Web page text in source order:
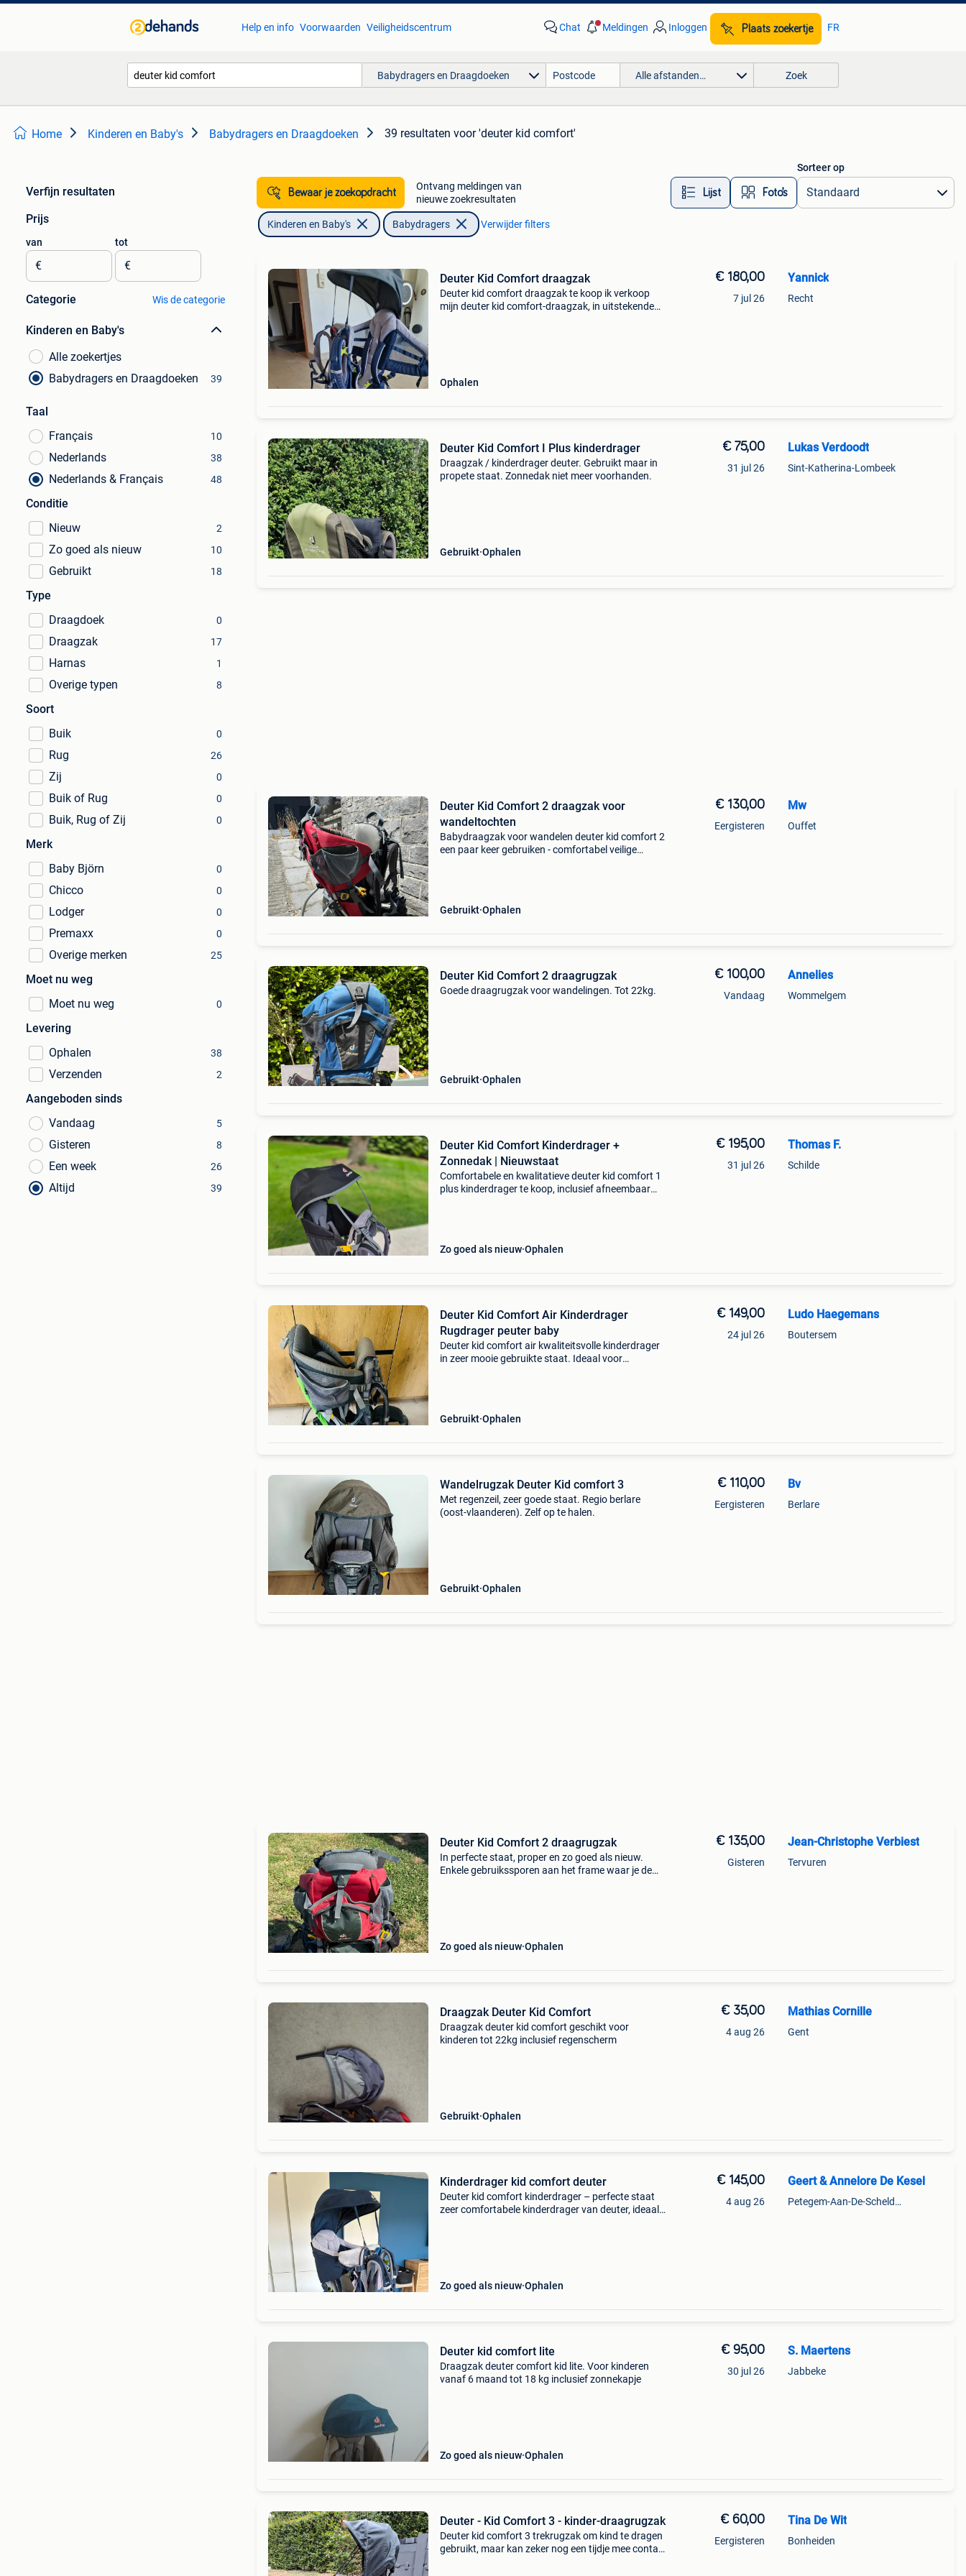
Help en info Voorwaarden Veiligheidscentrum Chat Meldingen Inloggen Plaats zoekertje FR
Babydragers en Draagdoeken Alle afstanden… Zoek
Home Kinderen en Baby's Babydragers en Draagdoeken 39 resultaten voor 'deuter kid comfort'
Verfijn resultaten
Prijs
van
€
tot
€
Categorie Wis de categorie
Kinderen en Baby's
Alle zoekertjes
Babydragers en Draagdoeken
39
Taal
Français
10
Nederlands 38
Nederlands & Français 48
Conditie
Nieuw
2
Zo goed als nieuw 10
Gebruikt 18
Type
Draagdoek
0
Draagzak 17
Harnas 1
Overige typen 8
Soort
Buik
0
Rug 26
Zij 0
Buik of Rug 0
Buik, Rug of Zij 0
Merk
Baby Björn
0
Chicco 0
Lodger 0
Premaxx 0
Overige merken 25
Moet nu weg
Moet nu weg
0
Levering
Ophalen
38
Verzenden 2
Aangeboden sinds
Vandaag
5
Gisteren 8
Een week 26
Altijd 39
Bewaar je zoekopdracht
Ontvang meldingen van
nieuwe zoekresultaten
Lijst Foto’s
Sorteer op
Kinderen en Baby's Babydragers Verwijder filters
Deuter Kid Comfort draagzak
Deuter kid comfort draagzak te koop ik verkoop
mijn deuter kid comfort-draagzak, in uitstekende
Ophalen
€ 180,00
7 jul 26
Yannick
Recht
Deuter Kid Comfort I Plus kinderdrager
Draagzak / kinderdrager deuter. Gebruikt maar in
propete staat. Zonnedak niet meer voorhanden.
Gebruikt Ophalen
€ 75,00
31 jul 26
Lukas Verdoodt
Sint-Katherina-Lombeek
Deuter Kid Comfort 2 draagzak voor
wandeltochten
Babydraagzak voor wandelen deuter kid comfort 2
een paar keer gebruiken - comfortabel veilige
Gebruikt Ophalen
€ 130,00
Eergisteren
Mw
Ouffet
Deuter Kid Comfort 2 draagrugzak
Goede draagrugzak voor wandelingen. Tot 22kg.
Gebruikt Ophalen
€ 100,00
Vandaag
Annelies
Wommelgem
Deuter Kid Comfort Kinderdrager +
Zonnedak | Nieuwstaat
Comfortabele en kwalitatieve deuter kid comfort 1
plus kinderdrager te koop, inclusief afneembaar
Zo goed als nieuw Ophalen
€ 195,00
31 jul 26
Thomas F.
Schilde
Deuter Kid Comfort Air Kinderdrager
Rugdrager peuter baby
Deuter kid comfort air kwaliteitsvolle kinderdrager
in zeer mooie gebruikte staat. Ideaal voor
Gebruikt Ophalen
€ 149,00
24 jul 26
Ludo Haegemans
Boutersem
Wandelrugzak Deuter Kid comfort 3
Met regenzeil, zeer goede staat. Regio berlare
(oost-vlaanderen). Zelf op te halen.
Gebruikt Ophalen
€ 110,00
Eergisteren
Bv
Berlare
Deuter Kid Comfort 2 draagrugzak
In perfecte staat, proper en zo goed als nieuw.
Enkele gebruikssporen aan het frame waar je de
Zo goed als nieuw Ophalen
€ 135,00
Gisteren
Jean-Christophe Verbiest
Tervuren
Draagzak Deuter Kid Comfort
Draagzak deuter kid comfort geschikt voor
kinderen tot 22kg inclusief regenscherm
Gebruikt Ophalen
€ 35,00
4 aug 26
Mathias Cornille
Gent
Kinderdrager kid comfort deuter
Deuter kid comfort kinderdrager – perfecte staat
zeer comfortabele kinderdrager van deuter, ideaal
Zo goed als nieuw Ophalen
€ 145,00
4 aug 26
Geert & Annelore De Kesel
Petegem-Aan-De-Schelde + Deel Van Oudenaarde
Deuter kid comfort lite
Draagzak deuter comfort kid lite. Voor kinderen
vanaf 6 maand tot 18 kg inclusief zonnekapje
Zo goed als nieuw Ophalen
€ 95,00
30 jul 26
S. Maertens
Jabbeke
Deuter - Kid Comfort 3 - kinder-draagrugzak
Deuter kid comfort 3 trekrugzak om kind te dragen
gebruikt, maar kan zeker nog een tijdje mee contact
€ 60,00
Eergisteren
Tina De Wit
Bonheiden